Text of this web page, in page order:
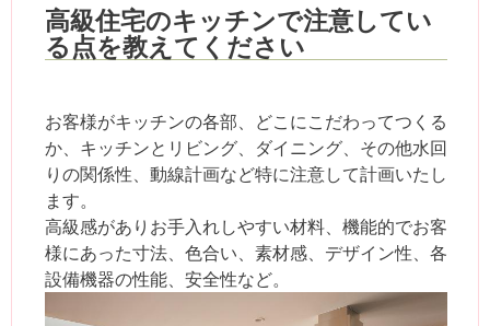
高級住宅のキッチンで注意してい
る点を教えてください
お客様がキッチンの各部、どこにこだわってつくる
か、キッチンとリビング、ダイニング、その他水回
りの関係性、動線計画など特に注意して計画いたし
ます。
高級感がありお手入れしやすい材料、機能的でお客
様にあった寸法、色合い、素材感、デザイン性、各
設備機器の性能、安全性など。